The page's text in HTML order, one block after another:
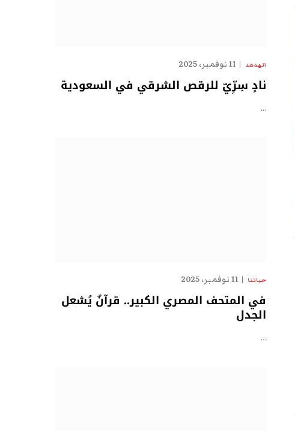
الهدهد 11 نوفمبر، 2025
نادٍ سِرِّيّ للرقص الشرقي في السعودية
…
حياتنا 11 نوفمبر، 2025
في المتحف المصري الكبير.. قرآنٌ يُشعل
الجدل
…